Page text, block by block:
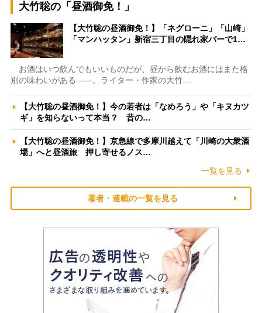
大竹聡の「昼酒御免！」
【大竹聡の昼酒御免！】「ネグローニ」「山崎」
「マンハッタン」新宿三丁目の隠れ家バーで1…
お酒はいつ飲んでもいいものだが、昼から飲むお酒にはまた格
別の味わいがある――。ライター・作家の大竹…
【大竹聡の昼酒御免！】今の若者は「なめろう」や「キヌカツ
ギ」を知らないって本当？ 昔の…
【大竹聡の昼酒御免！】京急線で多摩川越えて「川崎の大衆酒
場」へと昼酒旅 押し寄せるノス…
一覧を見る
著者・連載の一覧を見る